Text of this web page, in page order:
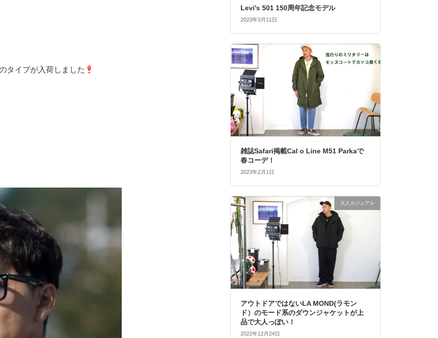
タイプが入荷しました
Levi's 501 150周年記念モデル
2023年3月11日
雑誌Safari掲載Cal o Line M51 Parkaで
春コーデ！
2023年2月1日
大人カジュアル
アウトドアではないLA MOND(ラモン
ド）のモード系のダウンジャケットが上
品で大人っぽい！
2022年12月24日